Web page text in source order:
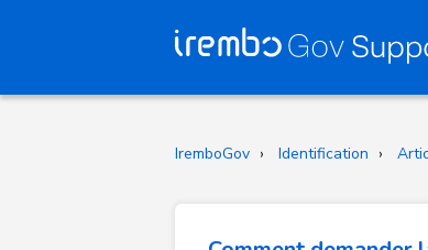
IremboGov Identification